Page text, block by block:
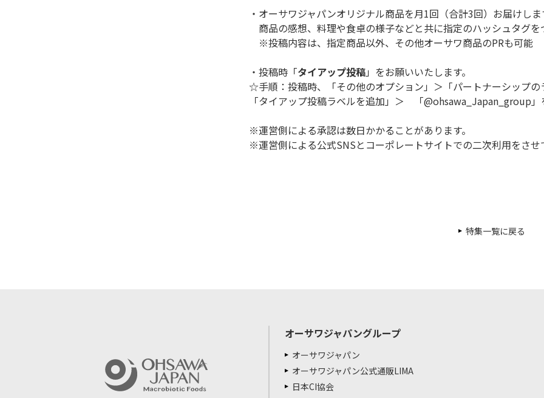
・オーサワジャパンオリジナル商品を月1回（合計3回）お届けしま
商品の感想、料理や食卓の様子などと共に指定のハッシュタグ
※投稿内容は、指定商品以外、その他オーサワ商品のPRも可能
・投稿時「タイアップ投稿」をお願いいたします。
☆手順：投稿時、「その他のオプション」＞「パートナーシップ
「タイアップ投稿ラベルを追加」＞ 「@ohsawa_Japan_group
※運営側による承認は数日かかることがあります。
※運営側による公式SNSとコーポレートサイトでの二次利用をさせ
特集一覧に戻る
オーサワジャパングループ
オーサワジャパン
オーサワジャパン公式通販LIMA
日本CI協会